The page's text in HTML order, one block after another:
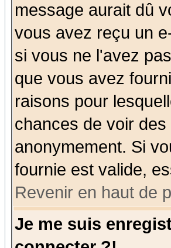
message aurait dû
vous avez reçu un
si vous ne l'avez
que vous avez
raisons pour
chances de voir
anonymement. Si
fournie est valide,
Revenir en haut de
Je me suis